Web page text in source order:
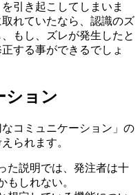
引き起こしてしまいま
れていたなら、認識のズ
もし、ズレが発生したと
する事ができるでしょ
ション
コミュニケーション」の
られます。
た説明では、発注者は十
もしれない。